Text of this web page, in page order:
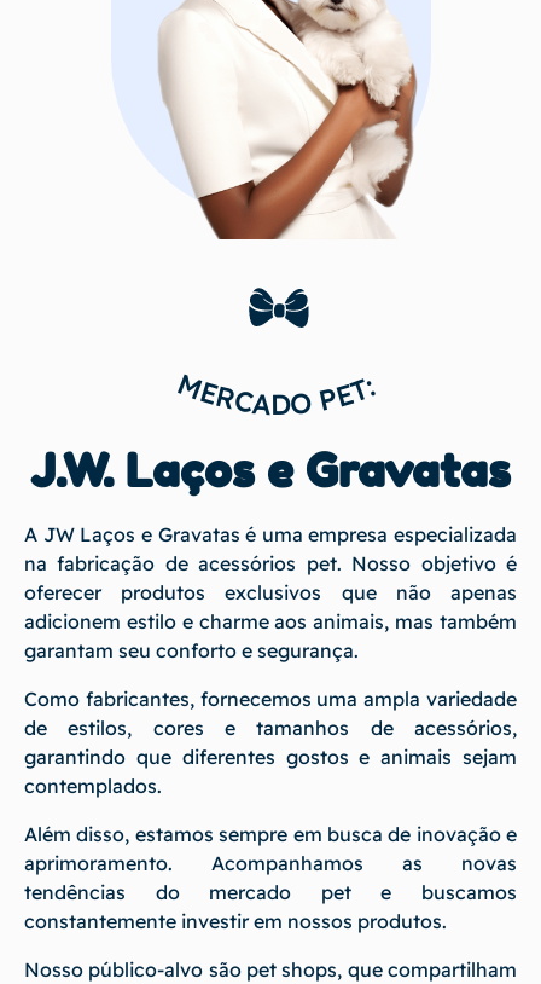
MERCADO PET:
J.W. Laços e Gravatas
A JW Laços e Gravatas é uma empresa especializada
na fabricação de acessórios pet. Nosso objetivo é
oferecer produtos exclusivos que não apenas
adicionem estilo e charme aos animais, mas também
garantam seu conforto e segurança.
Como fabricantes, fornecemos uma ampla variedade
de estilos, cores e tamanhos de acessórios,
garantindo que diferentes gostos e animais sejam
contemplados.
Além disso, estamos sempre em busca de inovação e
aprimoramento. Acompanhamos as novas
tendências do mercado pet e buscamos
constantemente investir em nossos produtos.
Nosso público-alvo são pet shops, que compartilham